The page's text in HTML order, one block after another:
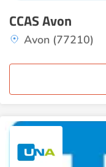
CCAS Avon
Avon (77210)